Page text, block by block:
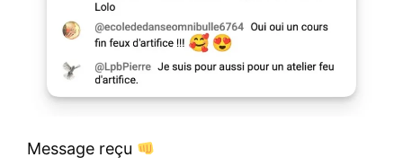
Message reçu